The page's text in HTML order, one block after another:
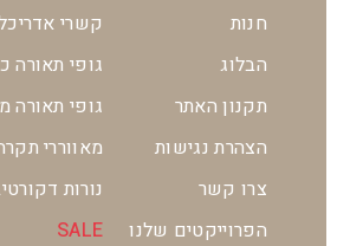
חנות
הבלוג
תקנון האתר
הצהרת נגישות
צרו קשר
הפרוייקטים שלנו
קשרי
גופי תאורה
גופי תאורה
מאווררי
נורות
SALE